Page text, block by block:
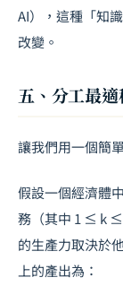
AI），這種「知
改變。
五、分工最
讓我們用一個簡
假設一個經濟體
務（其中 1 ≤ k≤
的生產力取決於
上的產出為：